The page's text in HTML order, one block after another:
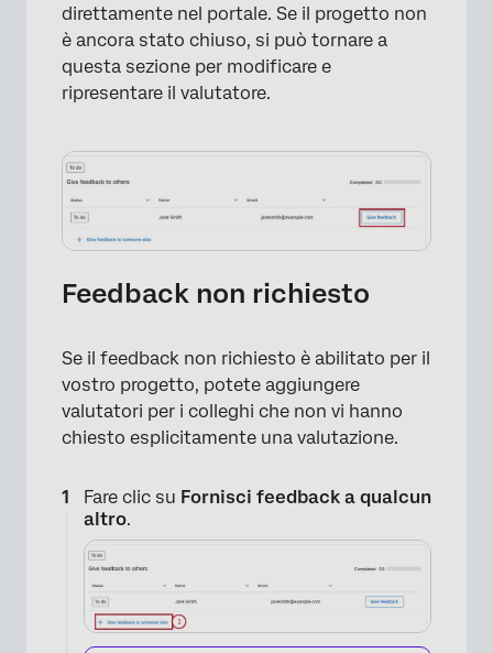
×
direttamente nel portale. Se il progetto non
è ancora stato chiuso, si può tornare a
questa sezione per modificare e
ripresentare il valutatore.
Feedback non richiesto
Se il feedback non richiesto è abilitato per il
vostro progetto, potete aggiungere
valutatori per i colleghi che non vi hanno
chiesto esplicitamente una valutazione.
Fare clic su Fornisci feedback a qualcun
altro.